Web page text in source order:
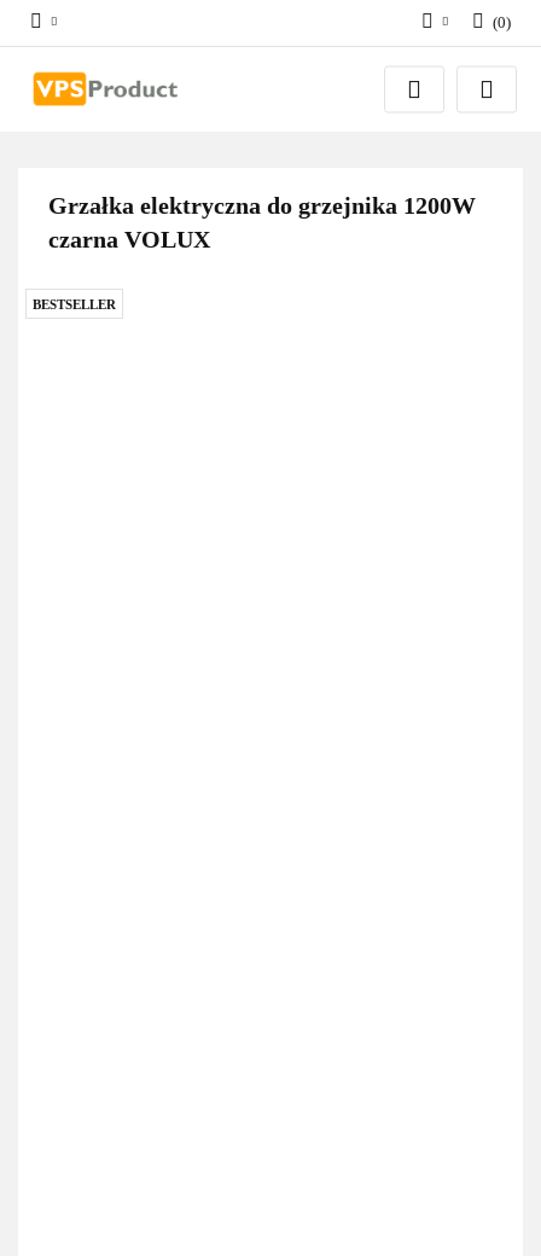
Zaloguj się
Zarejestruj się
(0)
Grzałka elektryczna do grzejnika 1200W
czarna VOLUX
BESTSELLER